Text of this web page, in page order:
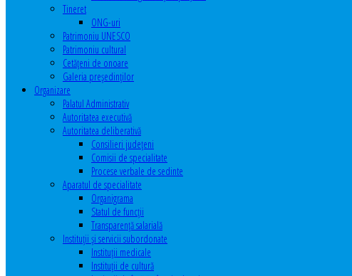
Tineret
ONG-uri
Patrimoniu UNESCO
Patrimoniu cultural
Cetăţeni de onoare
Galeria președinților
Organizare
Palatul Administrativ
Autoritatea executivă
Autoritatea deliberativă
Consilieri judeţeni
Comisii de specialitate
Procese verbale de sedinte
Aparatul de specialitate
Organigrama
Statul de funcții
Transparență salarială
Instituţii şi servicii subordonate
Instituţii medicale
Instituţii de cultură